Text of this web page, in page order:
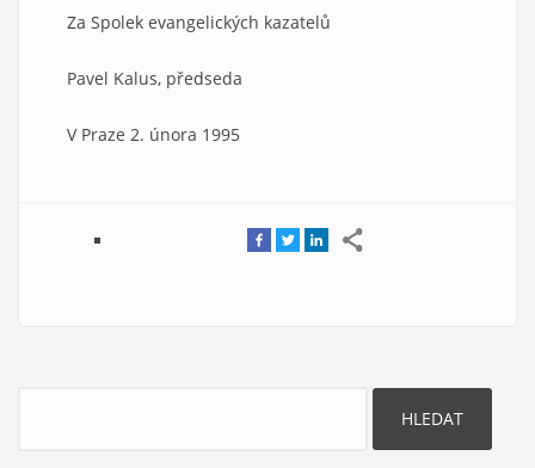
Za Spolek evangelických kazatelů
Pavel Kalus, předseda
V Praze 2. února 1995